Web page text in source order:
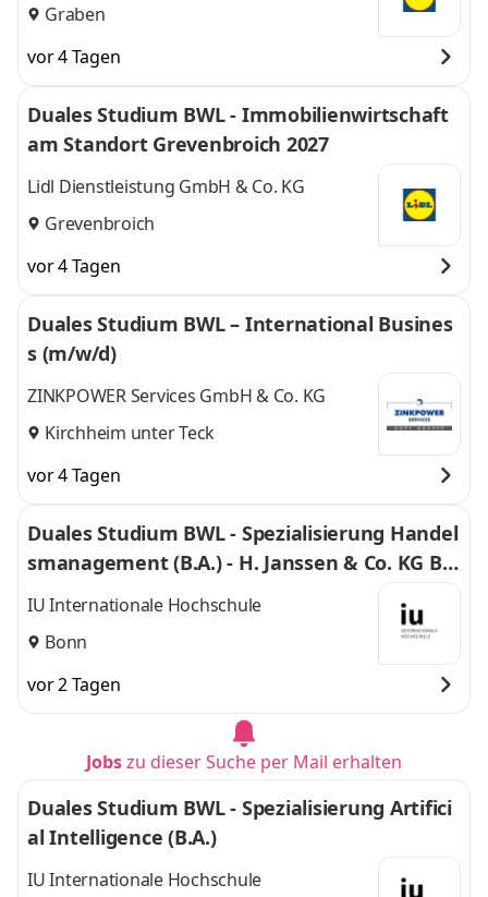
Graben
vor 4 Tagen
Duales Studium BWL - Immobilienwirtschaft
am Standort Grevenbroich 2027
Lidl Dienstleistung GmbH & Co. KG
Grevenbroich
vor 4 Tagen
Duales Studium BWL – International Busines
s (m/w/d)
ZINKPOWER Services GmbH & Co. KG
Kirchheim unter Teck
vor 4 Tagen
Duales Studium BWL - Spezialisierung Handel
smanagement (B.A.) - H. Janssen & Co. KG Bo
nn
IU Internationale Hochschule
Bonn
vor 2 Tagen
Jobszu dieser Suche per Mail erhalten
Duales Studium BWL - Spezialisierung Artifici
al Intelligence (B.A.)
IU Internationale Hochschule